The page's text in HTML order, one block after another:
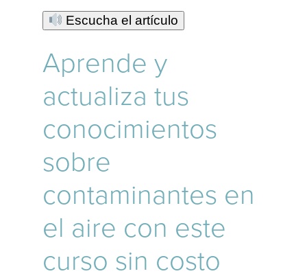
Escucha el artículo
Aprende y
actualiza tus
conocimientos
sobre
contaminantes en
el aire con este
curso sin costo